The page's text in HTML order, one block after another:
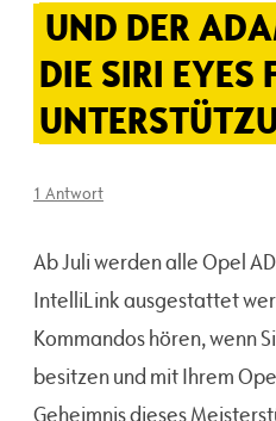
UND DER
DIE SIRI EYES
1 Antwort
Ab Juli werden alle Opel
IntelliLink ausgestattet
Kommandos hören, wenn
besitzen und mit Ihrem
Geheimnis dieses